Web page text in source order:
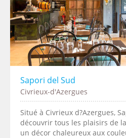
Sapori del Sud
Civrieux-d'Azergues
Situé à Civrieux d?Azergues,
découvrir tous les plaisirs de
un décor chaleureux aux